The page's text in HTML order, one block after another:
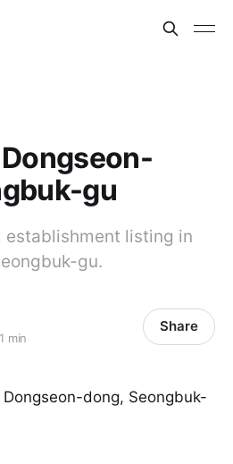
Dongseon-
gu
establishment listing in
gu.
1 min
Share
Dongseon-dong, Seongbuk-